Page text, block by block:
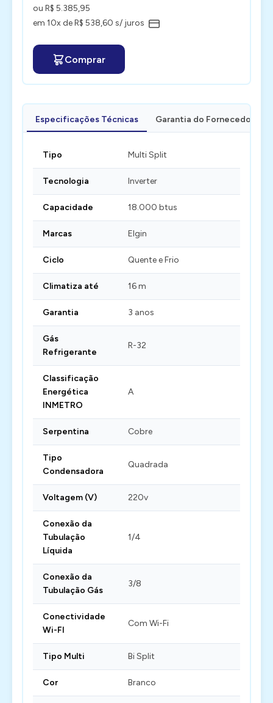
ou R$ 5.385,95
em 10x de R$ 538,60 s/ juros
Comprar
Especificações Técnicas Garantia do Fornecedor
Tipo Multi Split
Tecnologia Inverter
Capacidade 18.000 btus
Marcas Elgin
Ciclo Quente e Frio
Climatiza até 16 m
Garantia 3 anos
Gás
Refrigerante
R-32
Classificação
Energética
INMETRO
A
Serpentina Cobre
Tipo
Condensadora
Quadrada
Voltagem (V) 220v
Conexão da
Tubulação
Líquida
1/4
Conexão da
Tubulação Gás
3/8
Conectividade
Wi-FI
Com Wi-Fi
Tipo Multi Bi Split
Cor Branco